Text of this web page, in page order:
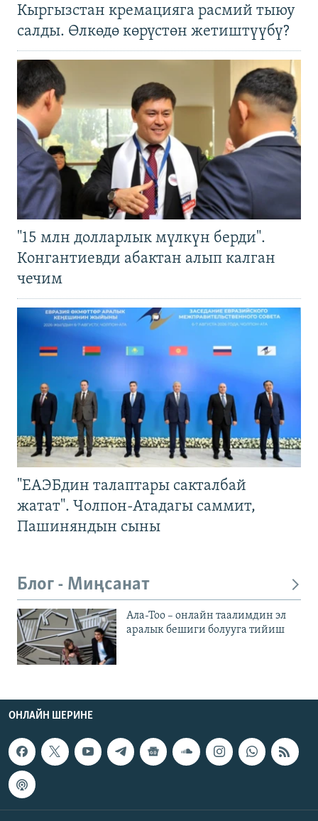
Кыргызстан кремацияга расмий тыюу
салды. Өлкөдө көрүстөн жетиштүүбү?
"15 млн долларлык мүлкүн берди".
Конгантиевди абактан алып калган
чечим
"ЕАЭБдин талаптары сакталбай
жатат". Чолпон-Атадагы саммит,
Пашиняндын сыны
Блог - Миңсанат
Ала-Тоо – онлайн таалимдин эл
аралык бешиги болууга тийиш
ОНЛАЙН ШЕРИНЕ